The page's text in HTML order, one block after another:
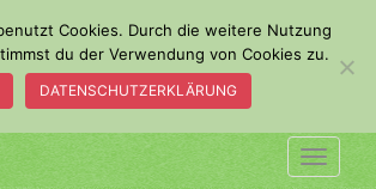
Cookies. Durch die weitere Nutzung
du der Verwendung von Cookies zu.
DATENSCHUTZERKLÄRUNG